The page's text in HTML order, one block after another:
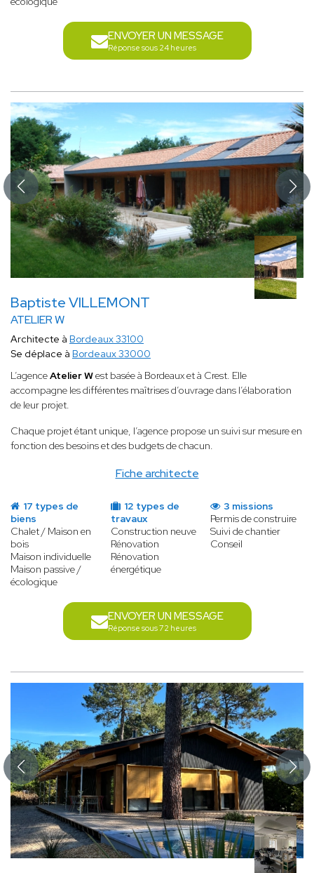
ENVOYER UN MESSAGE
Réponse sous 24 heures
Baptiste VILLEMONT
ATELIER W
Fiche architecte
Architecte à Bordeaux 33100
Se déplace à Bordeaux 33000
L’agenceAtelier West basée à Bordeaux et à Crest. Elle
accompagne les différentes maîtrises d’ouvrage dans l’élaboration
de leur projet.
Chaque projet étant unique, l’agence propose un suivi sur mesure en
fonction des besoins et des budgets de chacun.
17 types de
biens
Chalet / Maison en
bois
Maison individuelle
Maison passive /
écologique
12 types de
travaux
Construction neuve
Rénovation
Rénovation
énergétique
3 missions
Permis de construire
Suivi de chantier
Conseil
ENVOYER UN MESSAGE
Réponse sous 72 heures